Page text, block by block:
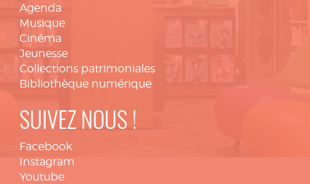
Agenda
Musique
Cinéma
Jeunesse
Collections patrimoniales
Bibliothèque numérique
SUIVEZ NOUS !
Facebook
Instagram
Youtube